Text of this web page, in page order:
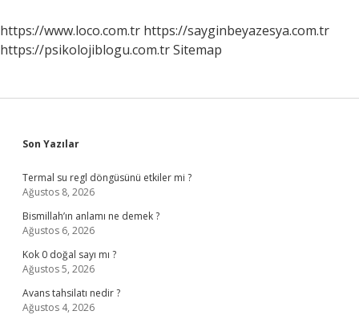
https://www.loco.com.tr https://sayginbeyazesya.com.tr
https://psikolojiblogu.com.trSitemap
Sidebar
Son Yazılar
Termal su regl döngüsünü etkiler mi ?
Ağustos 8, 2026
Bismillah’ın anlamı ne demek ?
Ağustos 6, 2026
Kok 0 doğal sayı mı ?
Ağustos 5, 2026
Avans tahsilatı nedir ?
Ağustos 4, 2026